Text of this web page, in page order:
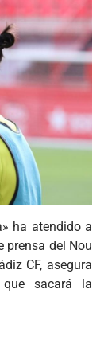
ha atendido a
prensa del Nou
CF, asegura
sacará la